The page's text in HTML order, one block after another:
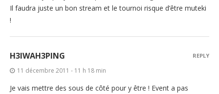
Il faudra juste un bon stream et le tournoi risque d’être muteki
!
H3IWAH3PING
11 décembre 2011 - 11 h 18 min
Je vais mettre des sous de côté pour y être ! Event a pas
REPLY